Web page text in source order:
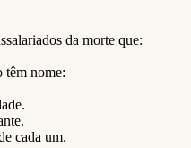
da morte que:
têm nome:
cada um.